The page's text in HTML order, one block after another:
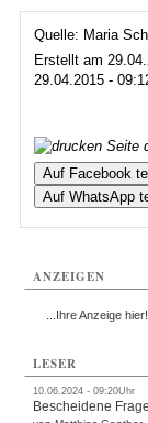
Quelle: Maria
Erstellt am
29.04.2015 -
Seite
Auf Facebook
Auf WhatsApp
ANZEIGEN
...Ihre Anzeige hier!
LESER
10.06.2024 - 09:20Uhr
Bescheidene Frage